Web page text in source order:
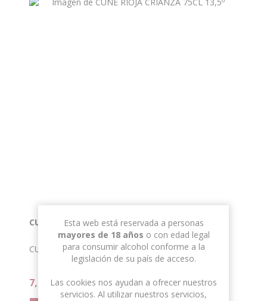
CUNE RIOJA CRIANZA 75CL 13,5º
CUNE RIOJA CRIANZA 75CL 13,5º
7,09 € con IVA
Esta web está reservada a personas
mayores de 18 años o con edad legal
para consumir alcohol conforme a la
legislación de su país de acceso.
Las cookies nos ayudan a ofrecer nuestros
servicios. Al utilizar nuestros servicios,